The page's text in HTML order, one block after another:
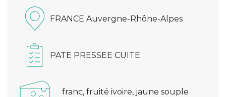
FRANCE Auvergne-Rhône-Alpes
PATE PRESSEE CUITE
franc, fruité ivoire, jaune souple